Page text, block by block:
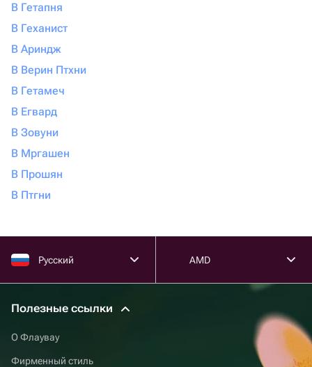
В Гетапня
В Геханист
В Ариндж
В Верин Птхни
В Гетамеч
В Егвард
В Зовуни
В Мргашен
В Прошян
В Птгни
Русский AMD
Полезные ссылки
О Флаувау
Фирменный стиль